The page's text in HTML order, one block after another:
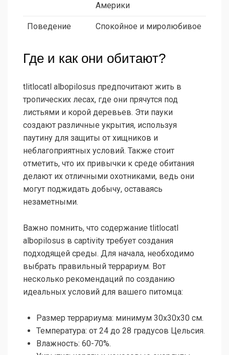
Америки
Поведение Спокойное и миролюбивое
Где и как они обитают?
tlitlocatl albopilosus предпочитают жить в
тропических лесах, где они прячутся под
листьями и корой деревьев. Эти пауки
создают различные укрытия, используя
паутину для защиты от хищников и
неблагоприятных условий. Также стоит
отметить, что их привычки к среде обитания
делают их отличными охотниками, ведь они
могут поджидать добычу, оставаясь
незаметными.
Важно помнить, что содержание tlitlocatl
albopilosus в captivity требует создания
подходящей среды. Для начала, необходимо
выбрать правильный террариум. Вот
несколько рекомендаций по созданию
идеальных условий для вашего питомца:
Размер террариума: минимум 30х30х30 см.
Температура: от 24 до 28 градусов Цельсия.
Влажность: 60-70%.